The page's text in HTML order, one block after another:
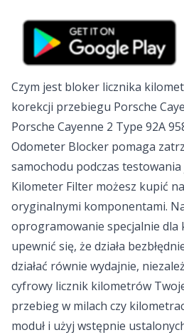
Czym jest bloker licznika
korekcji przebiegu Porsche
Porsche Cayenne 2 Type 92A
Odometer Blocker pomaga
samochodu podczas
Kilometer Filter możesz kupić
oryginalnymi komponentami.
oprogramowanie specjalnie dla
upewnić się, że działa
działać równie wydajnie,
cyfrowy licznik kilometrów
przebieg w milach czy
moduł i użyj wstępnie